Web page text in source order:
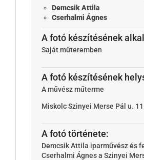
Demcsik Attila
Cserhalmi Ágnes
A fotó készítésének
Saját műteremben
A fotó készítésének
A művész műterme
Miskolc Szinyei Merse Pál u.
A fotó története:
Demcsik Attila iparművész és
Cserhalmi Ágnes a Szinyei